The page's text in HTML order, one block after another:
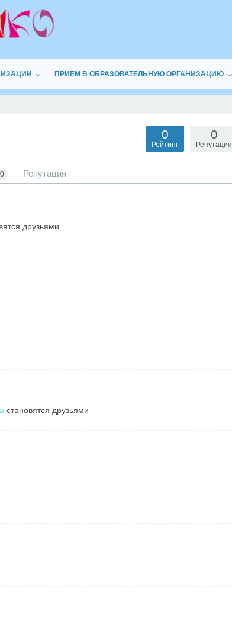
ПРИЕМ В ОБРАЗОВАТЕЛЬНУЮ ОРГАНИЗАЦИЮ
0
Репутация
0
Рейтинг
Репутация
друзьями
становятся друзьями